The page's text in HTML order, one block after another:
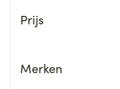
Prijs
Merken